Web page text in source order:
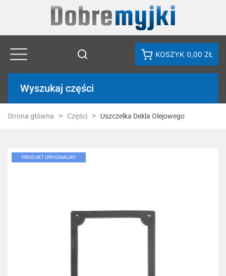
KOSZYK 0,00 ZŁ
Wyszukaj części
Strona główna Części Uszczelka Dekla Olejowego
PRODUKT ORYGINALNY